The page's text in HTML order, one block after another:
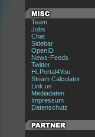
Team
Jobs
Chat
Sidebar
OpenID
News-Feeds
Twitter
HLPortal4You
Steam Calculator
Link us
Mediadaten
Impressum
Datenschutz